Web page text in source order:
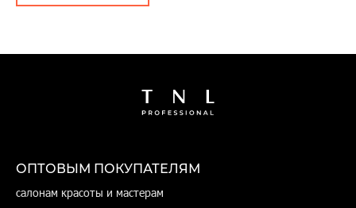
ОПТОВЫМ ПОКУПАТЕЛЯМ
салонам красоты и мастерам